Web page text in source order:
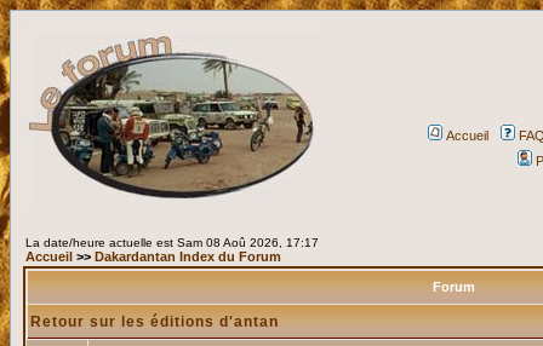
Accueil
La date/heure actuelle est Sam 08 Aoû 2026, 17:17
Accueil >> Dakardantan Index du Forum
Forum
Retour sur les éditions d'antan